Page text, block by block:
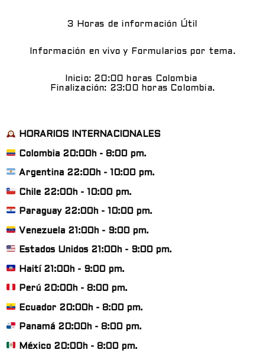
3 Horas de información Útil
Información en vivo y Formularios por tema.
Inicio: 20:00 horas Colombia
Finalización: 23:00 horas Colombia.
HORARIOS INTERNACIONALES
Colombia 20:00h - 8:00 pm.
Argentina 22:00h - 10:00 pm.
Chile 22:00h - 10:00 pm.
Paraguay 22:00h - 10:00 pm.
Venezuela 21:00h - 9:00 pm.
Estados Unidos 21:00h - 9:00 pm.
Haití 21:00h - 9:00 pm.
Perú 20:00h - 8:00 pm.
Ecuador 20:00h - 8:00 pm.
Panamá 20:00h - 8:00 pm.
México 20:00h - 8:00 pm.